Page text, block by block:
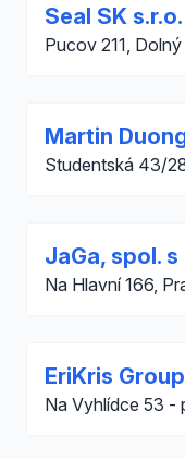
Seal SK s.r.o.
Pucov 211,
Martin
Studentská 43/
JaGa, spol. s
Na Hlavní 166,
EriKris
Na Vyhlídce 53 -